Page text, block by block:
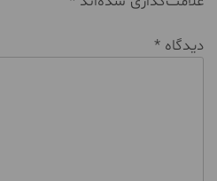
دیدگاه *